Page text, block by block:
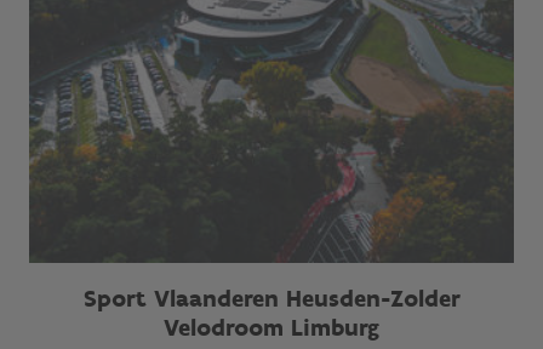
Sport Vlaanderen Heusden-Zolder
Velodroom Limburg